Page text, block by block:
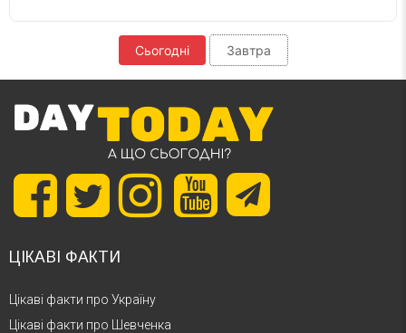
Сьогодні Завтра
ЦІКАВІ ФАКТИ
Цікаві факти про Україну
Цікаві факти про Шевченка